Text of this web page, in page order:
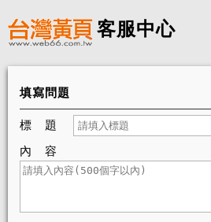
客服中心
填寫問題
標 題
內 容